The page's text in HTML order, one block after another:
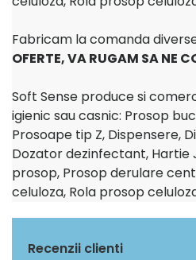
Fabricam la comanda
OFERTE, VA RUGAM SA NE
Soft Sense produce si
igienic sau casnic: Prosop
Prosoape tip Z, Dispensere,
Dozator dezinfectant, Hartie
prosop, Prosop derulare
celuloza, Rola prosop
Recenzii clienti